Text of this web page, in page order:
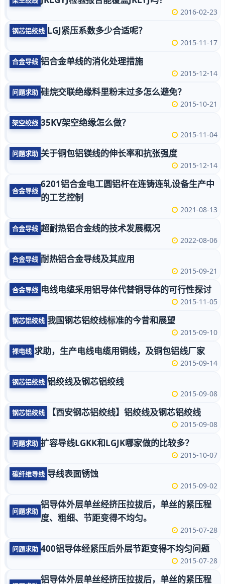
2016-02-23
钢芯铝绞线 LGJ紧压系数多少合适呢？
2015-11-17
合金导线 铝合金单线的消化处理措施
2015-12-14
问题求助 硅烷交联绝缘料里粉末过多怎么避免？
2015-10-21
架空绞线 35KV架空绝缘怎么做？
2015-11-04
问题求助 关于铜包铝镁线的伸长率和抗张强度
2015-12-14
合金导线
6201铝合金电工圆铝杆在连铸连轧设备生产中
的工艺控制
2021-08-13
合金导线 超耐热铝合金线的技术发展概况
2022-08-06
合金导线 耐热铝合金导线及其应用
2015-09-21
合金导线 电线电缆采用铝导体代替铜导体的可行性探讨
2015-11-05
钢芯铝绞线 我国钢芯铝绞线标准的今昔和展望
2015-09-10
裸电线 求助，生产电线电缆用铜线，及铜包铝线厂家
2015-09-14
钢芯铝绞线 铝绞线及钢芯铝绞线
2015-09-08
钢芯铝绞线 【西安钢芯铝绞线】铝绞线及钢芯铝绞线
2015-09-08
问题求助 扩容导线LGKK和LGJK哪家做的比较多？
2015-10-07
碳纤维导线 导线表面锈蚀
2015-09-02
问题求助
铝导体外层单丝经挤压拉拔后，单丝的紧压程
度、粗细、节距变得不均匀。
2015-07-28
问题求助 400铝导体经紧压后外层节距变得不均匀问题
2015-07-28
铝导体外层单丝经挤压拉拔后，单丝的紧压程